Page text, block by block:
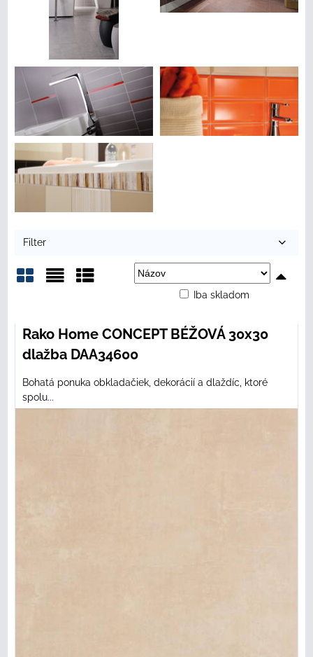
Filter
Iba skladom
Rako Home CONCEPT BÉŽOVÁ 30x30
dlažba DAA34600
Bohatá ponuka obkladačiek, dekorácií a dlaždíc, ktoré
spolu...